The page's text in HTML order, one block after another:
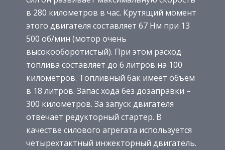
в 280 километров в час. Крутящий момент
этого двигателя составляет 67 Нм при 13
500 об/мин (мотор очень
высокооборотистый). При этом расход
топлива составляет до 6 литров на 100
километров. Топливный бак имеет объем
в 18 литров. Запас хода без дозаправки –
300 километров. За запуск двигателя
отвечает редукторный стартер. В
качестве силового агрегата используется
четырехтактный инжекторный двигатель.